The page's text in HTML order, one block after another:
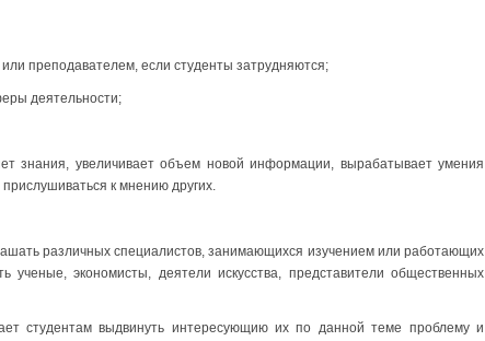
преподавателем, если студенты затрудняются;
деятельности;
знания, увеличивает объем новой информации, вырабатывает умения
к мнению других.
различных специалистов, занимающихся изучением или работающих
экономисты, деятели искусства, представители общественных
студентам выдвинуть интересующию их по данной теме проблему и